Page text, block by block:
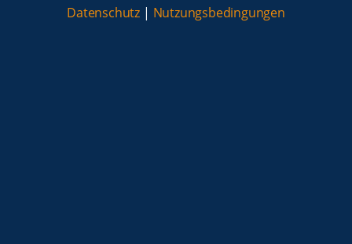
Datenschutz | Nutzungsbedingungen